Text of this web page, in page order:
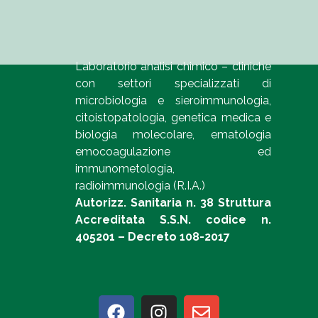
Laboratorio analisi chimico – cliniche
con settori specializzati di
microbiologia e sieroimmunologia,
citoistopatologia, genetica medica e
biologia molecolare, ematologia
emocoagulazione ed
immunometologia,
radioimmunologia (R.I.A.)
Autorizz. Sanitaria n. 38 Struttura
Accreditata S.S.N. codice n.
405201 – Decreto 108-2017